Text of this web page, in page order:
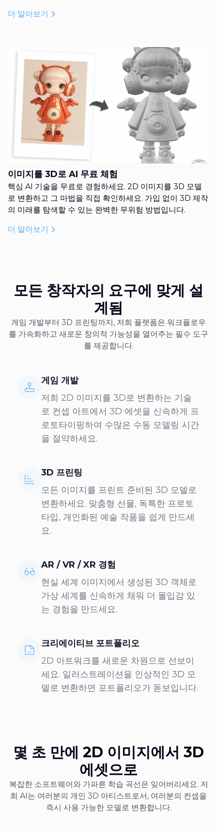
더 알아보기
이미지를 3D로 AI 무료 체험
핵심 AI 기술을 무료로 경험하세요. 2D 이미지를 3D 모델
로 변환하고 그 마법을 직접 확인하세요. 가입 없이 3D 제작
의 미래를 탐색할 수 있는 완벽한 무위험 방법입니다.
더 알아보기
모든 창작자의 요구에 맞게 설
계됨
게임 개발부터 3D 프린팅까지, 저희 플랫폼은 워크플로우
를 가속화하고 새로운 창의적 가능성을 열어주는 필수 도구
를 제공합니다.
게임 개발
저희 2D 이미지를 3D로 변환하는 기술
로 컨셉 아트에서 3D 에셋을 신속하게 프
로토타이핑하여 수많은 수동 모델링 시간
을 절약하세요.
3D 프린팅
모든 이미지를 프린트 준비된 3D 모델로
변환하세요. 맞춤형 선물, 독특한 프로토
타입, 개인화된 예술 작품을 쉽게 만드세
요.
AR / VR / XR 경험
현실 세계 이미지에서 생성된 3D 객체로
가상 세계를 신속하게 채워 더 몰입감 있
는 경험을 만드세요.
크리에이티브 포트폴리오
2D 아트워크를 새로운 차원으로 선보이
세요. 일러스트레이션을 인상적인 3D 모
델로 변환하면 포트폴리오가 돋보입니다.
몇 초 만에 2D 이미지에서 3D
에셋으로
복잡한 소프트웨어와 가파른 학습 곡선은 잊어버리세요. 저
희 AI는 여러분의 개인 3D 아티스트로서, 여러분의 컨셉을
즉시 사용 가능한 모델로 변환합니다.